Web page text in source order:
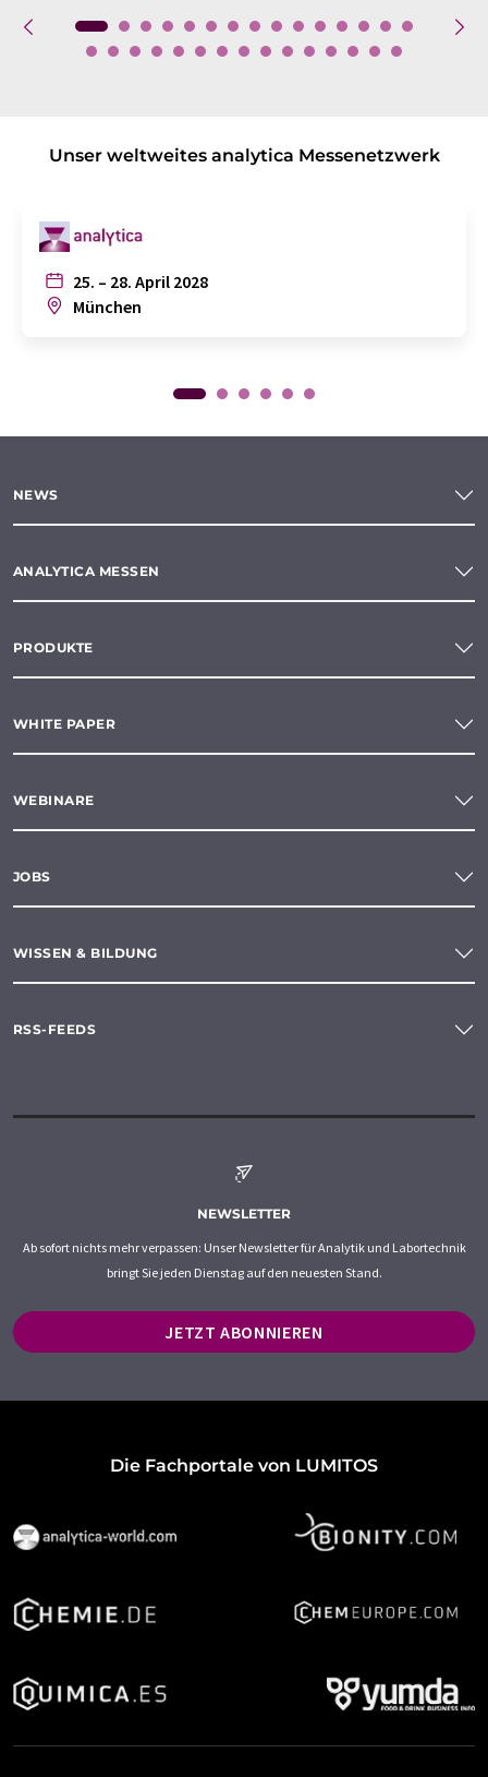
Unser weltweites analytica Messenetzwerk
25. – 28. April 2028
München
NEWS
ANALYTICA MESSEN
PRODUKTE
WHITE PAPER
WEBINARE
JOBS
WISSEN & BILDUNG
RSS-FEEDS
NEWSLETTER
Ab sofort nichts mehr verpassen: Unser Newsletter für Analytik und Labortechnik
bringt Sie jeden Dienstag auf den neuesten Stand.
JETZT ABONNIEREN
Die Fachportale von LUMITOS